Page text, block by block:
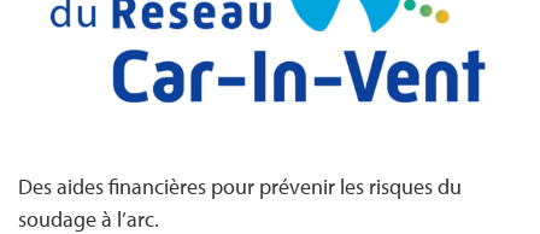
Des aides financières pour prévenir les risques du
soudage à l’arc.